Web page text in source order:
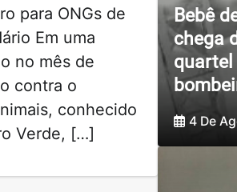
para ONGs de
Em uma
no mês de
contra o
conhecido
Verde, […]
Bebê
chega
quartel
4 De